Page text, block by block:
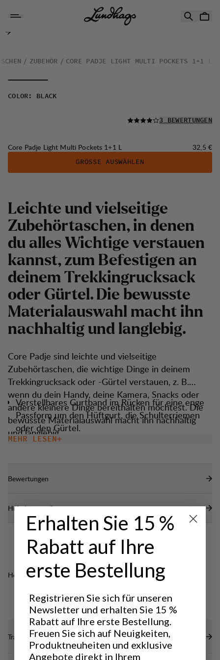
Core Padje Light Multi Pockets 1+1 L
ZUBEHÖR CORE PADJE LIGHT MULTI POCKETS 1+1 L
COLOR : BLACK
LESEN SIE ALLE
3 BEWERTUNGEN
Core Padje Light Multi Pockets 1+1 L Preis:
32,5 €
GRÖSSE AUSWÄHLEN
Leichte und vielseitige
Zubehörtaschen, in denen
du alles Wichtige verstauen
kannst, zum Befestigen an
deinem Trekkingrucksack
oder Gürtel. Die bewusste
Materialauswahl macht ihn
nachhaltig und langlebig.
Core Padje sind leichte und vielseitige
Zubehörtaschen, die wichtige Dinge in deinem
Trekkingrucksack oder -Gürtel verstauen, z. B.
wenn du dein Handy, deine Kamera, Snacks oder
andere kleinere Dinge bereithalten möchtest. Die
bewusste Materialauswahl macht ihn nachhaltig
und langlebig.
Verstellbares Gurtband im Rücken für eine enge
Passform um den Hüftgurt, die Schulterriemen
oder den Gürtel.
Die Taschen sind rechts und links mit
Wird paarweise verkauft
MEHR LESEN
Bewertungen
Hilfe benötigt?
Hervorragend für
Transparenz
Erhalten Sie 15 %
Rabatt auf Ihre
erste Bestellung
Registrieren Sie sich für unseren
Newsletter und erhalten Sie 15 %
Rabatt auf Ihre erste Bestellung.
Freuen Sie sich auf Neuigkeiten,
Produktneuheiten und exklusive
Angebote direkt in Ihrem